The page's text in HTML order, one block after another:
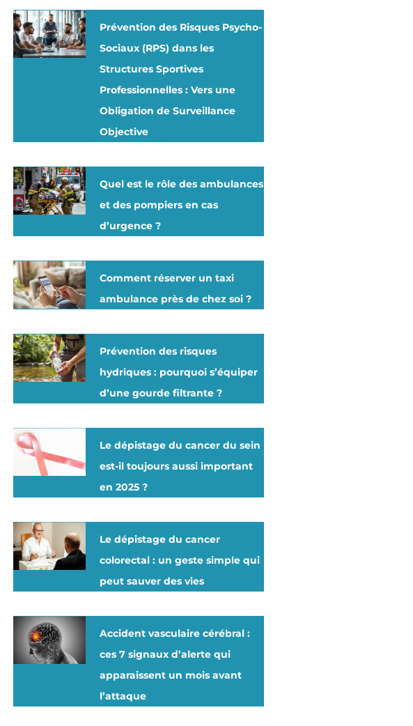
Prévention des Risques Psycho-
Sociaux (RPS) dans les
Structures Sportives
Professionnelles : Vers une
Obligation de Surveillance
Objective
Quel est le rôle des ambulances
et des pompiers en cas
d’urgence ?
Comment réserver un taxi
ambulance près de chez soi ?
Prévention des risques
hydriques : pourquoi s’équiper
d’une gourde filtrante ?
Le dépistage du cancer du sein
est-il toujours aussi important
en 2025 ?
Le dépistage du cancer
colorectal : un geste simple qui
peut sauver des vies
Accident vasculaire cérébral :
ces 7 signaux d’alerte qui
apparaissent un mois avant
l’attaque